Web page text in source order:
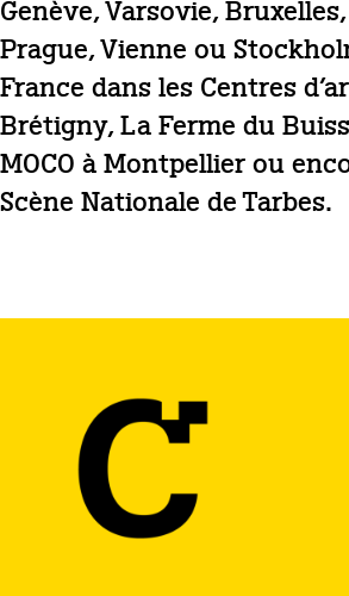
Genève, Varsovie,
Prague, Vienne ou
France dans les Centres
Brétigny, La Ferme du
MOCO à Montpellier ou
Scène Nationale de Tarbes.